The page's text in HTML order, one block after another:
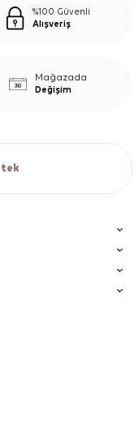
%100 Güvenli
Alışveriş
Mağazada
Değişim